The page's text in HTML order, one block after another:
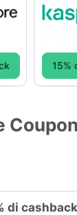
15%
Coupon
di